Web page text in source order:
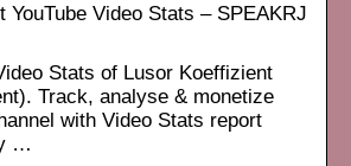
YouTube Video Stats – SPEAKRJ
Stats of Lusor Koeffizient
Track, analyse & monetize
with Video Stats report
…